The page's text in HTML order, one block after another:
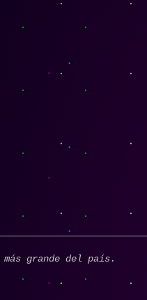
más grande del país.